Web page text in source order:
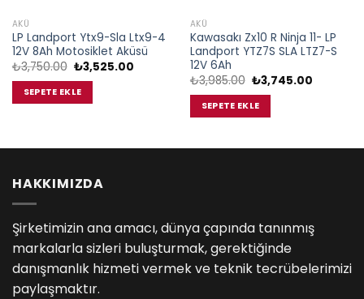
AKÜ
LP Landport Ytx9-Sla Ltx9-4
12V 8Ah Motosiklet Aküsü
₺3,750.00 Orijinal
fiyat:
₺3,750.00.
₺3,525.00Şu
SEPETE EKLE
AKÜ
Kawasakı Zx10 R Ninja 11- LP
Landport YTZ7S SLA LTZ7-S
12V 6Ah
₺3,985.00 Orijinal
fiyat:
₺3,985.00.
₺3,745.00Şu
SEPETE EKLE
HAKKIMIZDA
Şirketimizin ana amacı, dünya çapında tanınmış
markalarla sizleri buluşturmak, gerektiğinde
danışmanlık hizmeti vermek ve teknik tecrübelerimizi
paylaşmaktır.